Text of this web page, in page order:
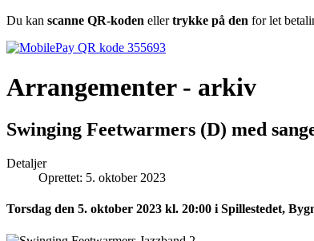
Du kan scanne QR-koden ellertrykke på den for let
Arrangementer - arkiv
Swinging Feetwarmers (D) med
Detaljer
Oprettet: 5. oktober 2023
Torsdag den 5. oktober 2023 kl. 20:00 i Spillestedet,